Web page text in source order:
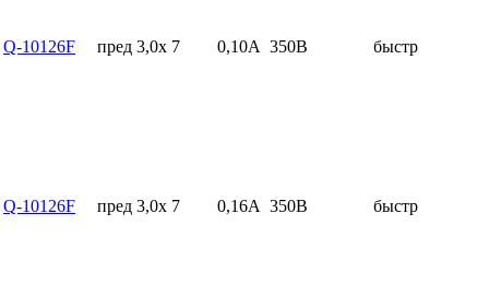
Q-10126F пред 3,0x 7 0,10А 350В быстр
Q-10126F пред 3,0x 7 0,16А 350В быстр